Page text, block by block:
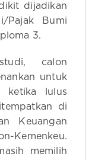
dijadikan
Pajak Bumi
3.
calon
untuk
ketika lulus
di
Keuangan
Kemenkeu.
memilih